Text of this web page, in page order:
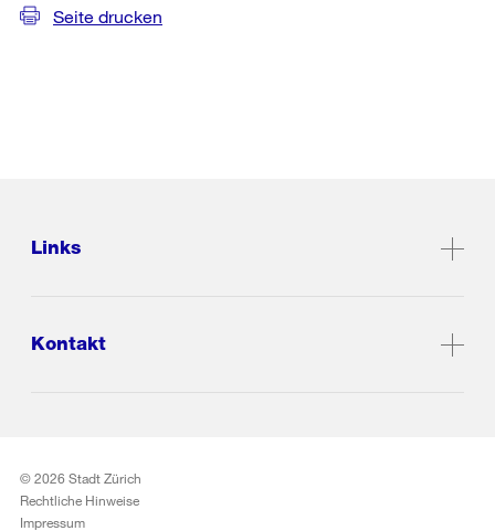
Seite drucken
Links
Kontakt
© 2026 Stadt Zürich
Rechtliche Hinweise
Impressum